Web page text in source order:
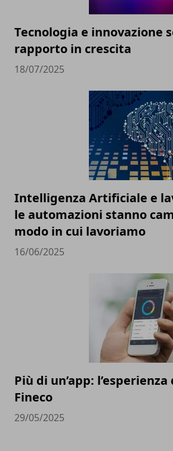
Tecnologia e innovazione
rapporto in crescita
18/07/2025
Intelligenza Artificiale e
le automazioni stanno
modo in cui lavoriamo
16/06/2025
Più di un’app:
Fineco
29/05/2025